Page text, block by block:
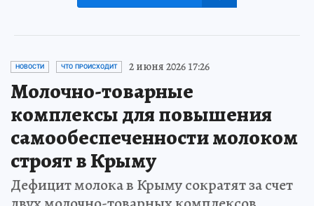
НОВОСТИ ЧТО ПРОИСХОДИТ 2 июня 2026 17:26
Молочно-товарные
комплексы для повышения
самообеспеченности молоком
строят в Крыму
Дефицит молока в Крыму сократят за счет